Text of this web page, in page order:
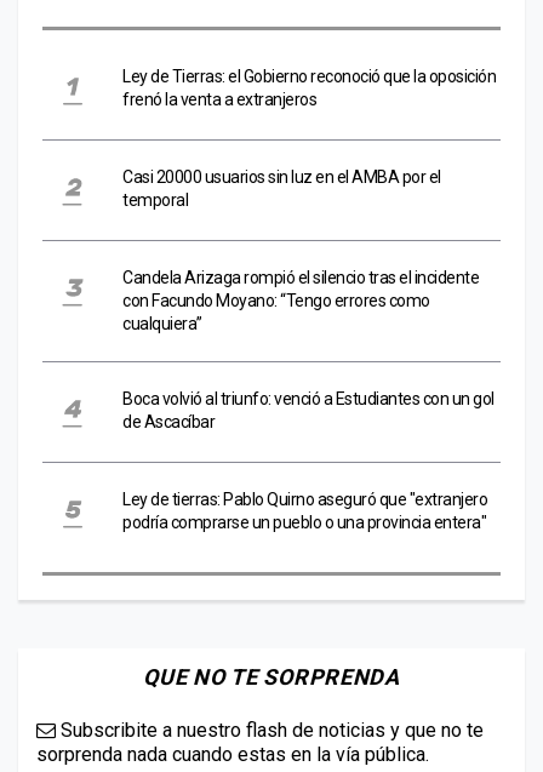
Ley de Tierras: el Gobierno reconoció que la oposición
frenó la venta a extranjeros
Casi 20000 usuarios sin luz en el AMBA por el
temporal
Candela Arizaga rompió el silencio tras el incidente
con Facundo Moyano: “Tengo errores como
cualquiera”
Boca volvió al triunfo: venció a Estudiantes con un gol
de Ascacíbar
Ley de tierras: Pablo Quirno aseguró que "extranjero
podría comprarse un pueblo o una provincia entera"
QUE NO TE SORPRENDA
Subscribite a nuestro flash de noticias y que no te
sorprenda nada cuando estas en la vía pública.